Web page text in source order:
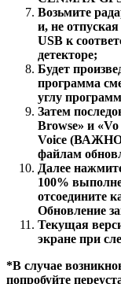
Возьмите
и, не
USB к
детекторе;
Будет
программа
углу
Затем
Browse» и
Voice
файлам
Далее
100%
отсоедините
Обновление
Текущая
экране при
*В случае
попробуйте